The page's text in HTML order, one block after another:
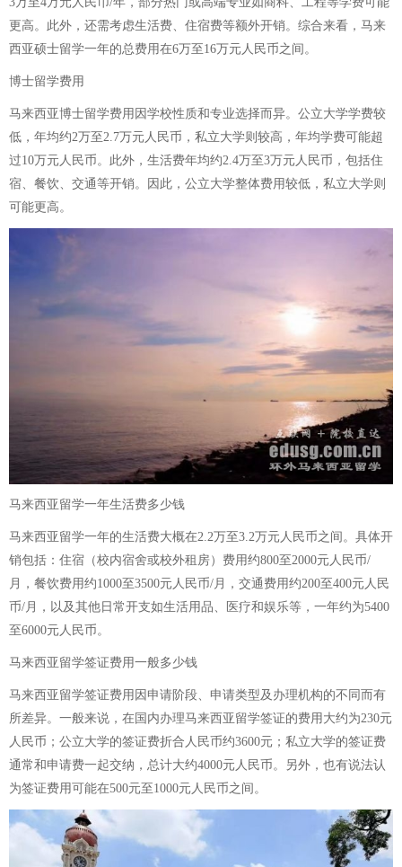
更高。此外，还需考虑生活费、住宿费等额外开销。综合来看，马来
西亚硕士留学一年的总费用在6万至16万元人民币之间。
博士留学费用
马来西亚博士留学费用因学校性质和专业选择而异。公立大学学费较
低，年均约2万至2.7万元人民币，私立大学则较高，年均学费可能超
过10万元人民币。此外，生活费年均约2.4万至3万元人民币，包括住
宿、餐饮、交通等开销。因此，公立大学整体费用较低，私立大学则
可能更高。
马来西亚留学一年生活费多少钱
马来西亚留学一年的生活费大概在2.2万至3.2万元人民币之间。具体开
销包括：住宿（校内宿舍或校外租房）费用约800至2000元人民币/
月，餐饮费用约1000至3500元人民币/月，交通费用约200至400元人民
币/月，以及其他日常开支如生活用品、医疗和娱乐等，一年约为5400
至6000元人民币。
马来西亚留学签证费用一般多少钱
马来西亚留学签证费用因申请阶段、申请类型及办理机构的不同而有
所差异。一般来说，在国内办理马来西亚留学签证的费用大约为230元
人民币；公立大学的签证费折合人民币约3600元；私立大学的签证费
通常和申请费一起交纳，总计大约4000元人民币。另外，也有说法认
为签证费用可能在500元至1000元人民币之间。